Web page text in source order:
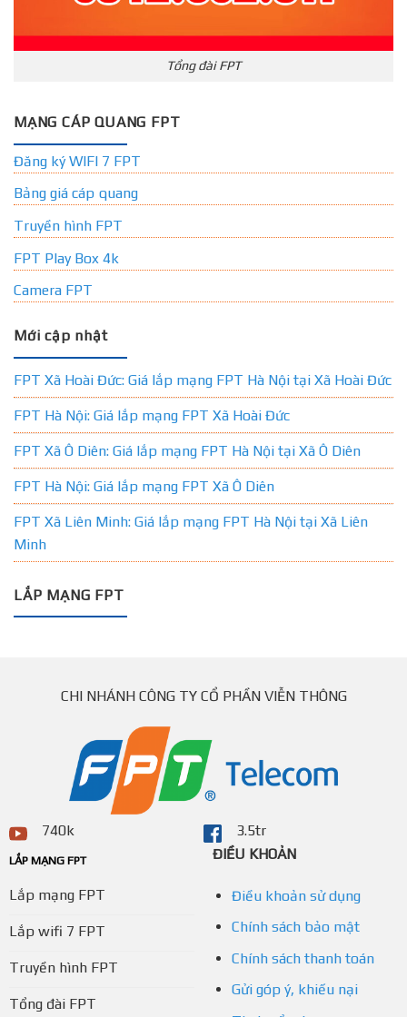
Tổng đài FPT
MẠNG CÁP QUANG FPT
Đăng ký WIFI 7 FPT
Bảng giá cáp quang
Truyền hình FPT
FPT Play Box 4k
Camera FPT
Mới cập nhật
FPT Xã Hoài Đức: Giá lắp mạng FPT Hà Nội tại Xã Hoài Đức
FPT Hà Nội: Giá lắp mạng FPT Xã Hoài Đức
FPT Xã Ô Diên: Giá lắp mạng FPT Hà Nội tại Xã Ô Diên
FPT Hà Nội: Giá lắp mạng FPT Xã Ô Diên
FPT Xã Liên Minh: Giá lắp mạng FPT Hà Nội tại Xã Liên
Minh
LẮP MẠNG FPT
CHI NHÁNH CÔNG TY CỔ PHẦN VIỄN THÔNG
740k 3.5tr
LẮP MẠNG FPT
Lắp mạng FPT
Lắp wifi 7 FPT
Truyền hình FPT
Tổng đài FPT
ĐIỀU KHOẢN
Điều khoản sử dụng
Chính sách bảo mật
Chính sách thanh toán
Gửi góp ý, khiếu nại